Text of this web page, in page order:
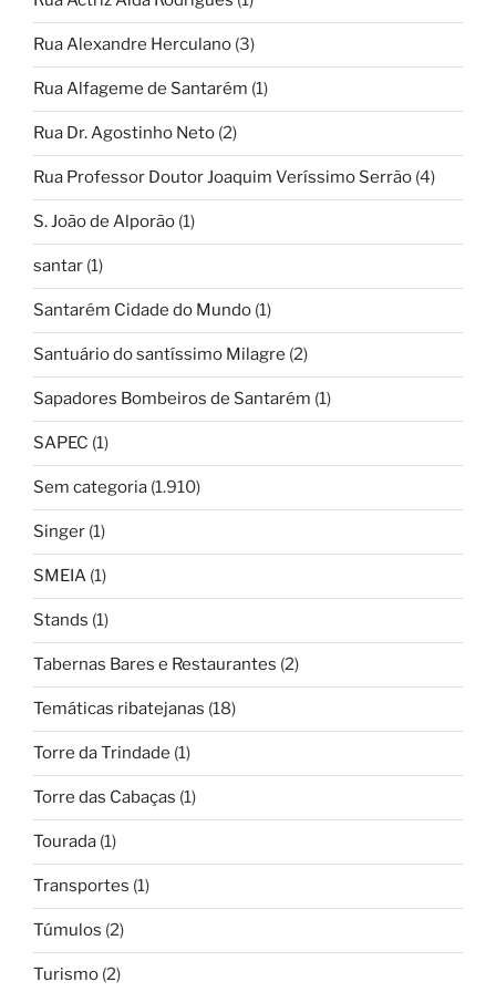
Rua Alexandre Herculano (3)
Rua Alfageme de Santarém (1)
Rua Dr. Agostinho Neto (2)
Rua Professor Doutor Joaquim Veríssimo Serrão (4)
S. João de Alporão (1)
santar (1)
Santarém Cidade do Mundo (1)
Santuário do santíssimo Milagre (2)
Sapadores Bombeiros de Santarém (1)
SAPEC (1)
Sem categoria (1.910)
Singer (1)
SMEIA (1)
Stands (1)
Tabernas Bares e Restaurantes (2)
Temáticas ribatejanas (18)
Torre da Trindade (1)
Torre das Cabaças (1)
Tourada (1)
Transportes (1)
Túmulos (2)
Turismo (2)